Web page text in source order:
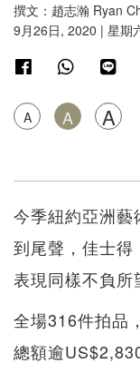
撰文：趙志瀚 Ryan
9月26日, 2020 | 星期
A A A
今季紐約亞洲藝
到尾聲，佳士
表現同樣不負所
全場316件拍品
總額逾